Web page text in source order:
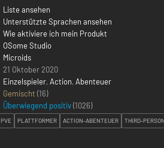
Liste ansehen
Unterstützte Sprachen ansehen
Wie aktiviere ich mein Produkt
OSome Studio
Microids
21 Oktober 2020
Einzelspieler, Action, Abenteuer
Gemischt (16)
Überwiegend positiv(1026)
PVE PLATTFORMER ACTION-ABENTEUER THIRD-